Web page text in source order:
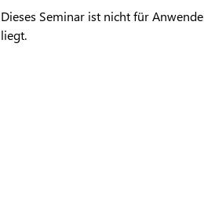
Dieses Seminar ist nicht für
liegt.